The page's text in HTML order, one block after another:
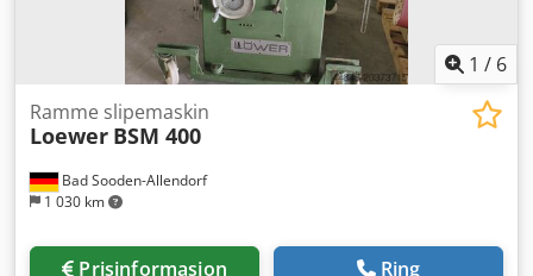
1 / 6
Bad Sooden-Allendorf
1 030 km
Ramme slipemaskin
Loewer BSM 400
Prisinformasjon Ring